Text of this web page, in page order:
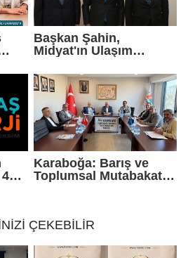
Başkan Şahin,
Midyat'ın Ulaşım
Taşıdı
Karaboğa: Barış ve
Toplumsal Mutabakat
ÇEKEBİLİR